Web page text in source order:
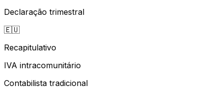
Declaração trimestral
🇪🇺
Recapitulativo
IVA intracomunitário
Contabilista tradicional